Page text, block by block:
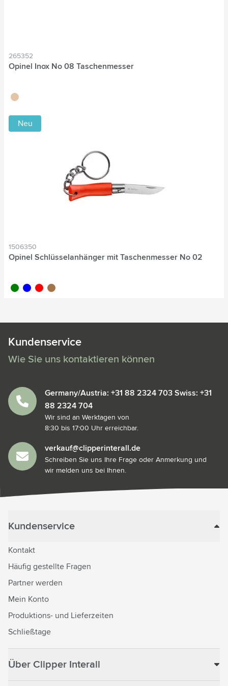
265352
Opinel Inox No 08 Taschenmesser
brun bois
Neu
1506350
Opinel Schlüsselanhänger mit Taschenmesser No 02
vert bleu rougebrun bois
Kundenservice
Wie Sie uns kontaktieren können
Germany/Austria: +31 88 2324 703 Swiss: +31
88 2324 704
Wir sind an Werktagen von
8:30 bis 17:00 Uhr erreichbar.
verkauf@clipperinterall.de
Schreiben Sie uns Ihre Frage oder Anmerkung und
wir melden uns bei Ihnen.
Kundenservice
Kontakt
Häufig gestellte Fragen
Partner werden
Mein Konto
Produktions- und Lieferzeiten
Schließtage
Über Clipper Interall